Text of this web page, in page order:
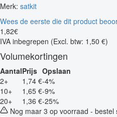
Merk: satkit
Wees de eerste die dit product
1 ,82€
IVA inbegrepen (Excl. btw: 1,50 €)
Volumekortingen
AantalPrijs Opslaan
2+
1,74 €-4%
10+
1,65 €-9%
20+
1,36 €-25%
Nog maar 3 op voorraad - bestel